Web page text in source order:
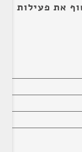
את פעילות